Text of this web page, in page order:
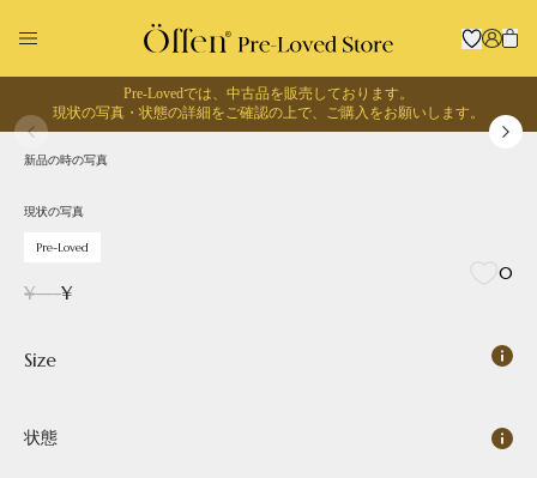
Pre-Lovedでは、中古品を販売しております。
現状の写真・状態の詳細をご確認の上で、 ご購入をお願いします。
現状の写真
新品の時の写真
現状の写真
Pre-Loved
0
¥---¥
Size
状態